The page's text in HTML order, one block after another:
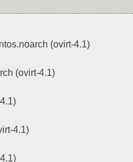
(ovirt-4.1)
(ovirt-4.1)
4.1)